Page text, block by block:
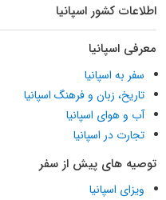
اطلاعات کشور اسپانیا
معرفی اسپانیا
سفر به اسپانیا
تاریخ، زبان و فرهنگ اسپانیا
آب و هوای اسپانیا
تجارت در اسپانیا
توصیه های پیش از سفر
ویزای اسپانیا